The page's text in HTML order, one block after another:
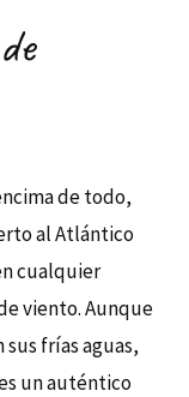
de todo,
al Atlántico
cualquier
viento. Aunque
frías aguas,
un auténtico